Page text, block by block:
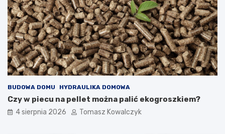
BUDOWA DOMU HYDRAULIKA DOMOWA
Czy w piecu na pellet można palić ekogroszkiem?
4 sierpnia 2026 Tomasz Kowalczyk